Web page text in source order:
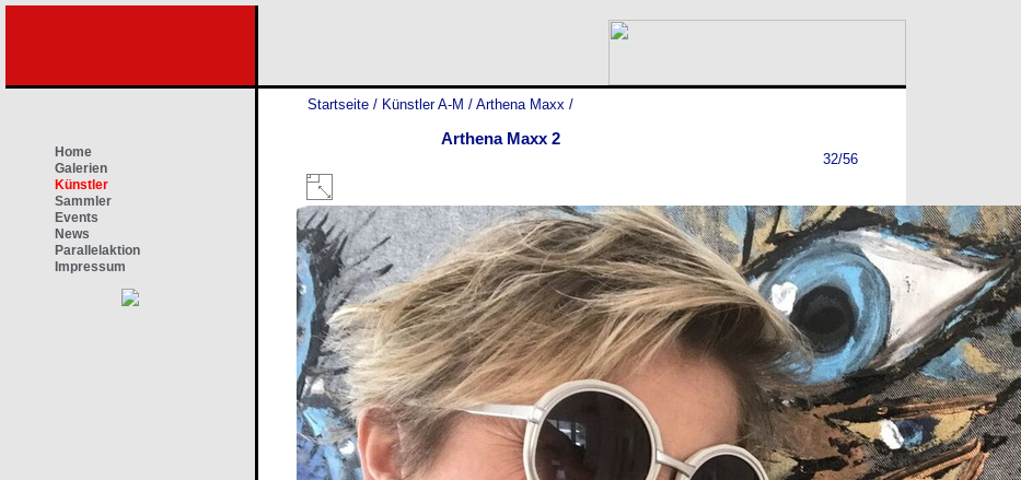
Home
Galerien
Künstler
Sammler
Events
News
Parallelaktion
Impressum
Startseite / Künstler A-M / Arthena Maxx /
Arthena Maxx 2
32/56